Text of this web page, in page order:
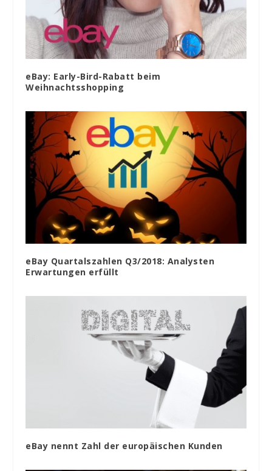
eBay: Early-Bird-Rabatt beim
Weihnachtsshopping
eBay Quartalszahlen Q3/2018: Analysten
Erwartungen erfüllt
eBay nennt Zahl der europäischen Kunden